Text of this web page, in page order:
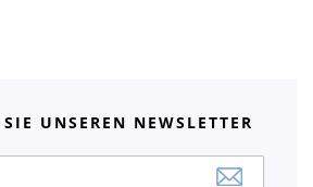
UNSEREN NEWSLETTER